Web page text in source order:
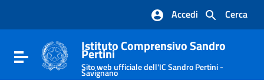
Vai al footer
Cerca
Accedi
Attiva / disattiva la navigazione
Istituto Comprensivo Sandro
Pertini
Sito web ufficiale dell'IC Sandro Pertini -
Savignano